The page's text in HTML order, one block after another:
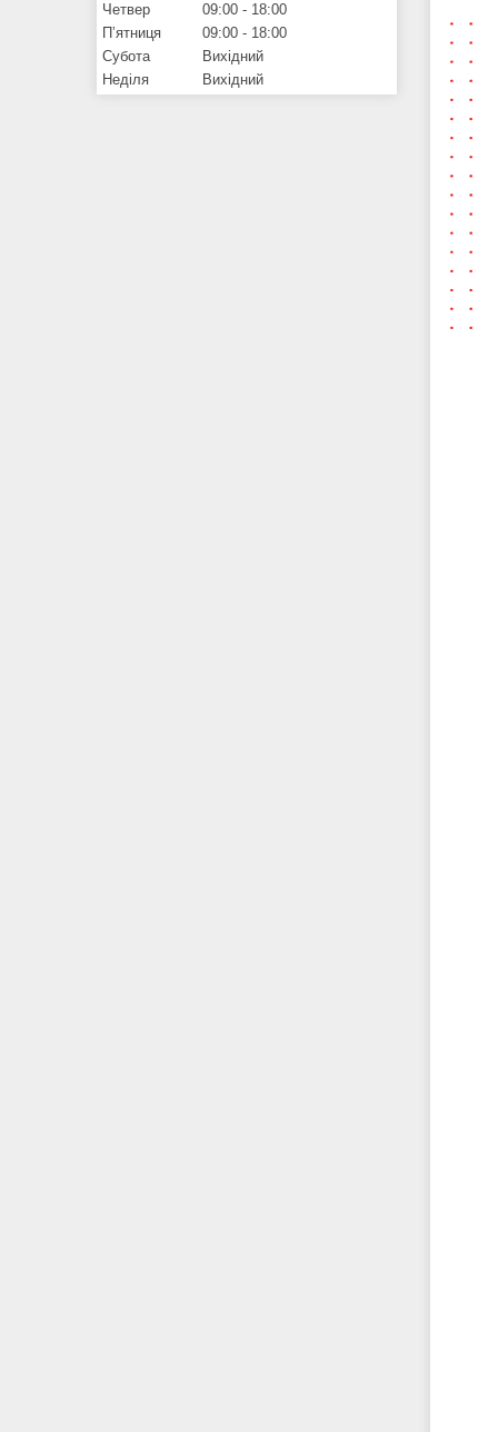
Четвер
09:00
18:00
Пʼятниця
09:00
18:00
Субота
Вихідний
Неділя
Вихідний